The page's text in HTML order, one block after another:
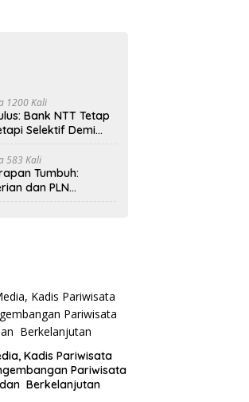
1200 Kali
Bank NTT Tetap
Selektif Demi
583 Kali
Tumbuh:
dan PLN
Infrastruktur
Kadis Pariwisata
Pariwisata
Berkelanjutan